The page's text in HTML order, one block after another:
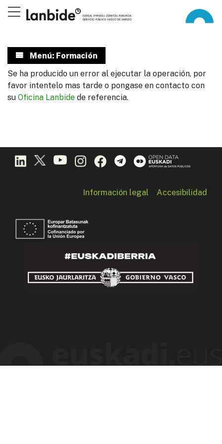
Menú: Formación
Se ha producido un error al ejecutar la operación, por
favor intentelo mas tarde o pongase en contacto con
su Oficina Lanbide de referencia.
Información legal Accesibilidad